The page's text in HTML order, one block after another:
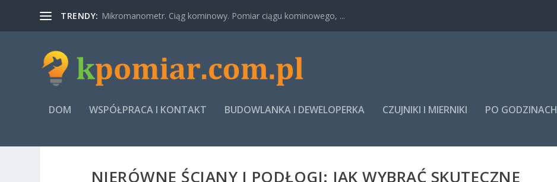
TRENDY: Mikromanometr. Ciąg kominowy. Pomiar ciągu kominowego, ...
DOM WSPÓŁPRACA I KONTAKT BUDOWLANKA I DEWELOPERKA CZUJNIKI I MIERNIKI PO GODZINACH
NIERÓWNE ŚCIANY I PODŁOGI: JAK WYBRAĆ SKUTECZNE